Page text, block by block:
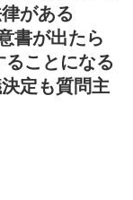
がある
書が出たら
ることになる
定も質問主